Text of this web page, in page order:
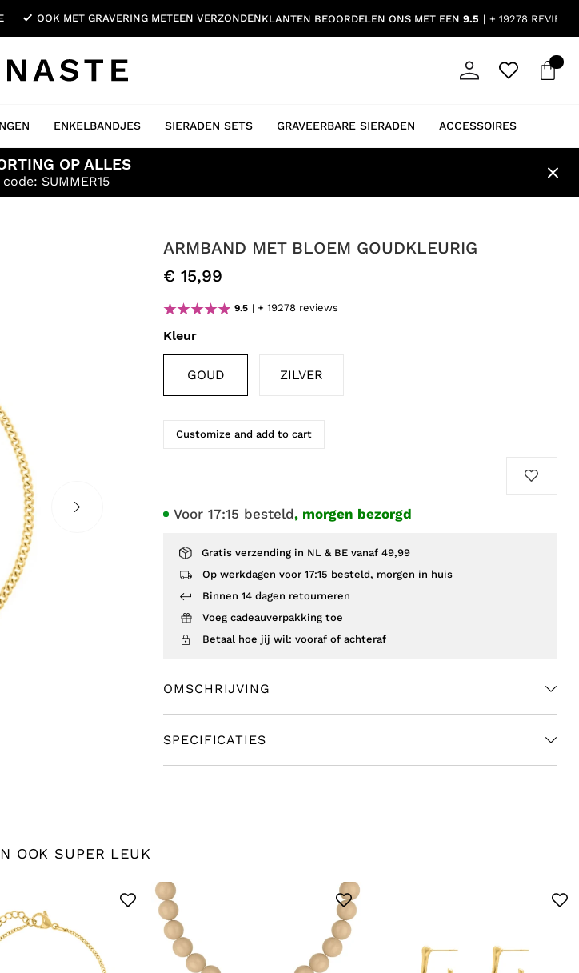
OOK MET GRAVERING METEEN VERZONDENKLANTEN BEOORDELEN ONS MET EEN 9.5 + 19278 REVIEWS
ENKELBANDJES SIERADEN SETS GRAVEERBARE SIERADEN ACCESSOIRES
OP ALLES
SUMMER15
ARMBAND MET BLOEM GOUDKLEURIG
Kleur
GOUD ZILVER
9.5 + 19278 reviews
Gratis verzending in NL & BE vanaf 49,99
Op werkdagen voor 17:15 besteld, morgen in huis
Binnen 14 dagen retourneren
Voeg cadeauverpakking toe
Betaal hoe jij wil: vooraf of achteraf
€ 15,99
Customize and add to cart
Voor 17:15 besteld, morgen bezorgd
OMSCHRIJVING
SPECIFICATIES
OOK SUPER LEUK